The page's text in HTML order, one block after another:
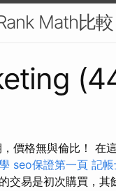
Math比
價格無與倫比！ 在
seo保證第一頁 記
交易是初次購買，其